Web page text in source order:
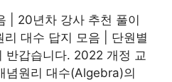
| 20년차 강사 추천 풀이
리 대수 답지 모음 | 단원별
반갑습니다. 2022 개정 교
념원리 대수(Algebra)의